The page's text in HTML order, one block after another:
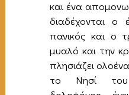
και ένα
διαδέχονται
πανικός και ο
μυαλό και την
πλησιάζει
το Νησί